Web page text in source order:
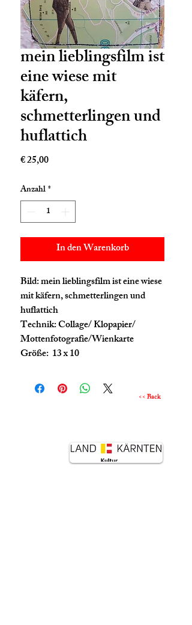
mein lieblingsfilm ist
eine wiese mit
käfern,
schmetterlingen und
huflattich
€ 25,00Preis
Anzahl*
In den Warenkorb
Bild: mein lieblingsfilm ist eine wiese
mit käfern, schmetterlingen und
huflattich
Technik: Collage/ Klopapier/
Mottenfotografie/Wienkarte
Größe: 13 x 10
<< Back